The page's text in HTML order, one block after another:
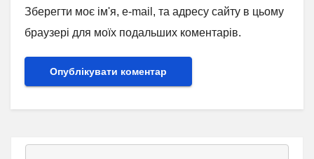
Зберегти моє ім'я, e-mail, та адресу сайту в цьому
браузері для моїх подальших коментарів.